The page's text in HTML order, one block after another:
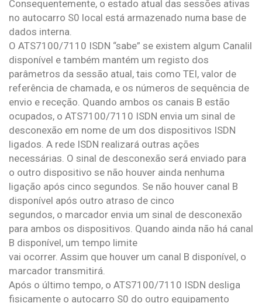
Consequentemente, o estado atual das sessões ativas
no autocarro S0 local está armazenado numa base de
dados interna.
O ATS7100/7110 ISDN “sabe” se existem algum Canalil
disponível e também mantém um registo dos
parâmetros da sessão atual, tais como TEI, valor de
referência de chamada, e os números de sequência de
envio e receção. Quando ambos os canais B estão
ocupados, o ATS7100/7110 ISDN envia um sinal de
desconexão em nome de um dos dispositivos ISDN
ligados. A rede ISDN realizará outras ações
necessárias. O sinal de desconexão será enviado para
o outro dispositivo se não houver ainda nenhuma
ligação após cinco segundos. Se não houver canal B
disponível após outro atraso de cinco
segundos, o marcador envia um sinal de desconexão
para ambos os dispositivos. Quando ainda não há canal
B disponível, um tempo limite
vai ocorrer. Assim que houver um canal B disponível, o
marcador transmitirá.
Após o último tempo, o ATS7100/7110 ISDN desliga
fisicamente o autocarro S0 do outro equipamento